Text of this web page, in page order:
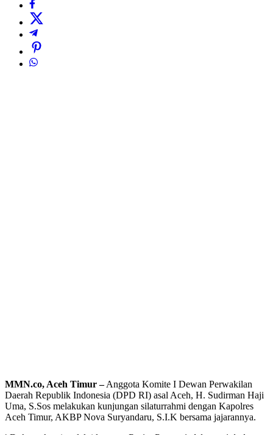
MMN.co, Aceh Timur –Anggota Komite I Dewan Perwakilan
Daerah Republik Indonesia (DPD RI) asal Aceh, H. Sudirman Haji
Uma, S.Sos melakukan kunjungan silaturrahmi dengan Kapolres
Aceh Timur, AKBP Nova Suryandaru, S.I.K bersama jajarannya.